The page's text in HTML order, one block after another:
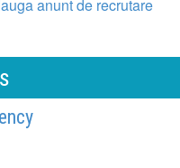
anunt de recrutare